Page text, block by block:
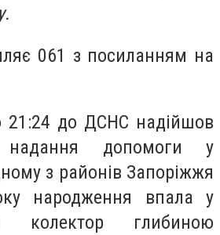
061 з посиланням на
21:24 до ДСНС надійшов
допомоги у
з районів Запоріжжя
народження впала у
колектор глибиною